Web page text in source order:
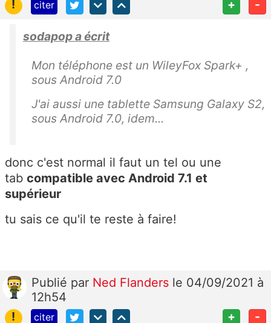
! citer + -
sodapop a écrit
Mon téléphone est un WileyFox Spark+ ,
sous Android 7.0
J'ai aussi une tablette Samsung Galaxy S2,
sous Android 7.0, idem...
donc c'est normal il faut un tel ou une
tab compatible avec Android 7.1 et
supérieur
tu sais ce qu'il te reste à faire!
Publié par Ned Flanders le 04/09/2021 à
12h54
!
citer + -